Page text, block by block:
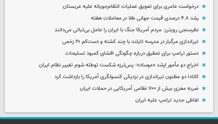
درخواست عامری برای تعویق عملیات انتقام‌جویانه علیه عربستان
رشد ۴.۸ درصدی قیمت جهانی طلا در معاملات هفته
نظرسنجی رویترز: مردم آمریکا جنگ با ایران را عامل بی‌ثباتی می‌دانند
تیراندازی مرگبار در مدرسه‌ تایلند با چند کشته و دست‌کم ۲۰ زخمی
دستور ترامپ برای تحقیق درباره چگونگی افشای کمبود تسلیحات
اخراج دو مأمور ارشد «موساد»؛ پس‌لرزه شکست توطئه شوم تغییر نظام ایران
کانادا دو مظنون تیراندازی در نزدیکی کنسولگری آمریکا را بازداشت کرد
ضربه مغزی بیش از ۷۰۰ نظامی آمریکایی در حملات ایران
لفاظی جدید ترامپ علیه ایران